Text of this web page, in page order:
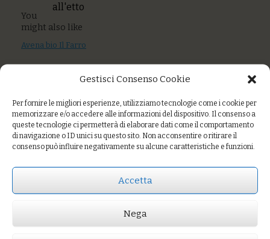
Gestisci Consenso Cookie
Per fornire le migliori esperienze, utilizziamo tecnologie come i cookie per
memorizzare e/o accedere alle informazioni del dispositivo. Il consenso a
queste tecnologie ci permetterà di elaborare dati come il comportamento
di navigazione o ID unici su questo sito. Non acconsentire o ritirare il
consenso può influire negativamente su alcune caratteristiche e funzioni.
Accetta
Nega
Prezzo:€2,90
all'etto
You
might also like
Avena bio Il Farro
Tagliatelle di grani
antichi “Mulino
Valdorcia” bio a
peso